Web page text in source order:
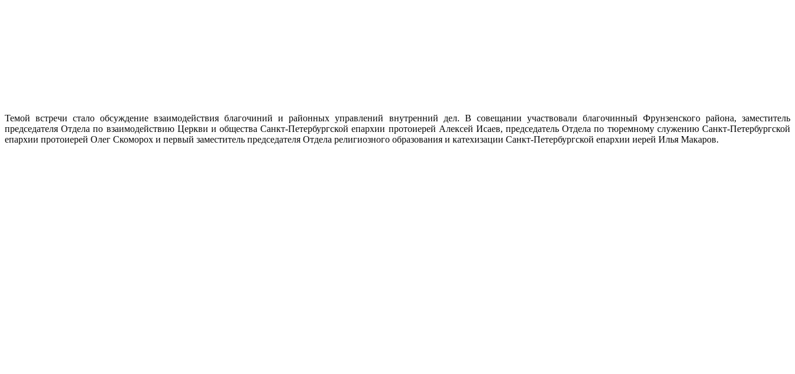
Темой встречи стало обсуждение взаимодействия благочиний и районных управлений внутренний дел. В совещании участвовали благочинный Фрунзенского района, заместитель
председателя Отдела по взаимодействию Церкви и общества Санкт-Петербургской епархии протоиерей Алексей Исаев, председатель Отдела по тюремному служению Санкт-Петербургской
епархии протоиерей Олег Скоморох и первый заместитель председателя Отдела религиозного образования и катехизации Санкт-Петербургской епархии иерей Илья Макаров.